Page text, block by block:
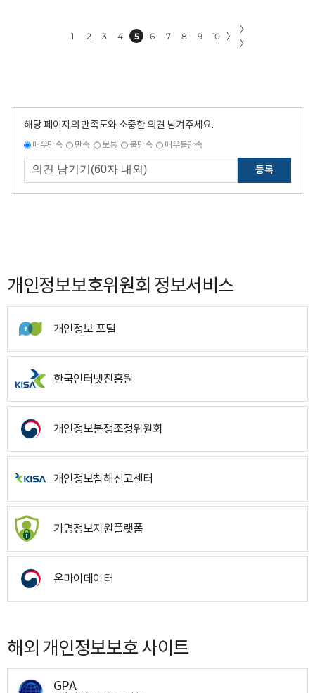
1 2 3 4 5 6 7 8 9 10 〉
〉
〉
해당 페이지의 만족도와 소중한 의견 남겨주세요.
매우만족 만족 보통 불만족 매우불만족
등록
개인정보보호위원회 정보서비스
개인정보 포털
한국인터넷진흥원
개인정보분쟁조정위원회
개인정보침해신고센터
가명정보지원플랫폼
온마이데이터
해외 개인정보보호 사이트
GPA